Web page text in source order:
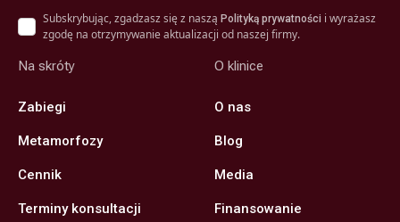
Subskrybując, zgadzasz się z naszą Polityką prywatności i wyrażasz
zgodę na otrzymywanie aktualizacji od naszej firmy.
Na skróty
Zabiegi
Metamorfozy
Cennik
Terminy konsultacji
O klinice
O nas
Blog
Media
Finansowanie